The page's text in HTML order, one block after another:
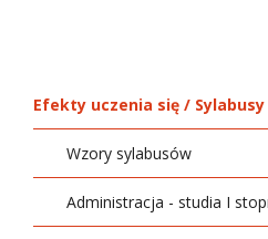
Efekty uczenia się / Sylabusy
Wzory sylabusów
Administracja - studia I